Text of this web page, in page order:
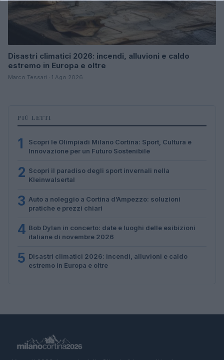
Disastri climatici 2026: incendi, alluvioni e caldo
estremo in Europa e oltre
Marco Tessari · 1 Ago 2026
PIÙ LETTI
1
Scopri le Olimpiadi Milano Cortina: Sport, Cultura e
Innovazione per un Futuro Sostenibile
2 Scopri il paradiso degli sport invernali nella
Kleinwalsertal
3 Auto a noleggio a Cortina d’Ampezzo: soluzioni
pratiche e prezzi chiari
4 Bob Dylan in concerto: date e luoghi delle esibizioni
italiane di novembre 2026
5 Disastri climatici 2026: incendi, alluvioni e caldo
estremo in Europa e oltre